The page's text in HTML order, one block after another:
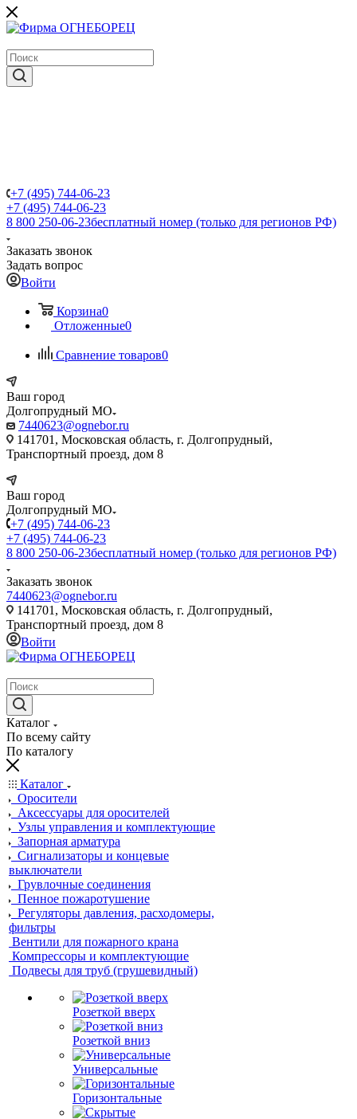
+7 (495) 744-06-23
+7 (495) 744-06-23
8 800 250-06-23бесплатный номер (только для регионов РФ)
Заказать звонок
Задать вопрос
Войти
Корзина0
Отложенные0
Сравнение товаров0
Ваш город
Долгопрудный МО
7440623@ognebor.ru
141701, Московская область, г. Долгопрудный,
Транспортный проезд, дом 8
Ваш город
Долгопрудный МО
+7 (495) 744-06-23
+7 (495) 744-06-23
8 800 250-06-23бесплатный номер (только для регионов РФ)
Заказать звонок
7440623@ognebor.ru
141701, Московская область, г. Долгопрудный,
Транспортный проезд, дом 8
Войти
Каталог
По всему сайту
По каталогу
Каталог
Оросители
Аксессуары для оросителей
Узлы управления и комплектующие
Запорная арматура
Сигнализаторы и концевые
выключатели
Грувлочные соединения
Пенное пожаротушение
Регуляторы давления, расходомеры,
фильтры
Вентили для пожарного крана
Компрессоры и комплектующие
Подвесы для труб (грушевидный)
Розеткой вверх
Розеткой вниз
Универсальные
Горизонтальные